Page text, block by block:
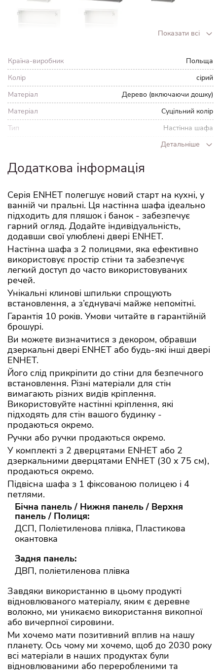
білий
Показати всі
Країна-виробник
Польща
Колір
сірий
Матеріал
Дерево (включаючи дошку)
Матеріал
Суцільний колір
Тип
Настінна шафа
60 см
Глибина
Навантаження на
полицю
6 кг
Вага
Детальніше
Додаткова інформація
Серія ENHET полегшує новий старт на кухні, у
ванній чи пральні. Ця настінна шафа ідеально
підходить для пляшок і банок - забезпечує
гарний огляд. Додайте індивідуальність,
додавши свої улюблені двері ENHET.
Настінна шафа з 2 полицями, яка ефективно
використовує простір стіни та забезпечує
легкий доступ до часто використовуваних
речей.
Унікальні клинові шпильки спрощують
встановлення, а з’єднувачі майже непомітні.
Гарантія 10 років. Умови читайте в гарантійній
брошурі.
Ви можете визначитися з декором, обравши
дзеркальні двері ENHET або будь-які інші двері
ENHET.
Його слід прикріпити до стіни для безпечного
встановлення. Різні матеріали для стін
вимагають різних видів кріплення.
Використовуйте настінні кріплення, які
підходять для стін вашого будинку -
продаються окремо.
Ручки або ручки продаються окремо.
У комплекті з 2 дверцятами ENHET або 2
дзеркальними дверцятами ENHET (30 x 75 см),
продаються окремо.
Підвісна шафа з 1 фіксованою полицею і 4
петлями.
Бічна панель / Нижня панель / Верхня
панель / Полиця:
ДСП, Поліетиленова плівка, Пластикова
окантовка
Задня панель:
ДВП, поліетиленова плівка
Завдяки використанню в цьому продукті
відновлюваного матеріалу, яким є деревне
волокно, ми уникаємо використання викопної
або вичерпної сировини.
Ми хочемо мати позитивний вплив на нашу
планету. Ось чому ми хочемо, щоб до 2030 року
всі матеріали в наших продуктах були
відновлюваними або переробленими та